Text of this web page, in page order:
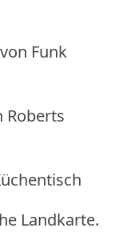
Funk
Roberts
Landkarte.